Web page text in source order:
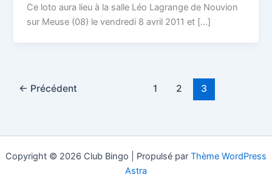
Ce loto aura lieu à la salle Léo Lagrange de Nouvion
sur Meuse (08) le vendredi 8 avril 2011 et […]
← Précédent 1 2 3
Copyright © 2026 Club Bingo | Propulsé par Thème WordPress
Astra